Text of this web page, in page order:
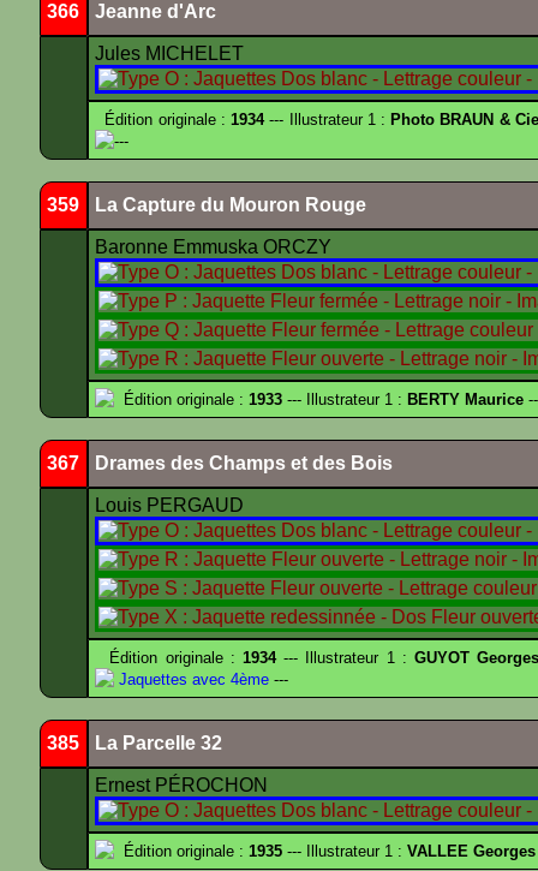
366 Jeanne d'Arc
Jules MICHELET
Édition originale :1934--- Illustrateur 1 : Photo BRAUN &
---
359 La Capture du Mouron Rouge
Baronne Emmuska ORCZY
Édition originale : 1933 --- Illustrateur 1 : BERTY Maurice
367 Drames des Champs et des Bois
Louis PERGAUD
Édition originale : 1934--- Illustrateur 1 : GUYOT
Jaquettes avec 4ème ---
385 La Parcelle 32
Ernest PÉROCHON
Édition originale : 1935 --- Illustrateur 1 : VALLEE Georges